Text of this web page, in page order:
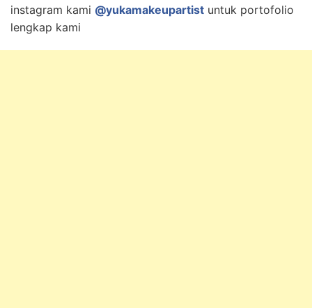
instagram kami @yukamakeupartist untuk portofolio
lengkap kami